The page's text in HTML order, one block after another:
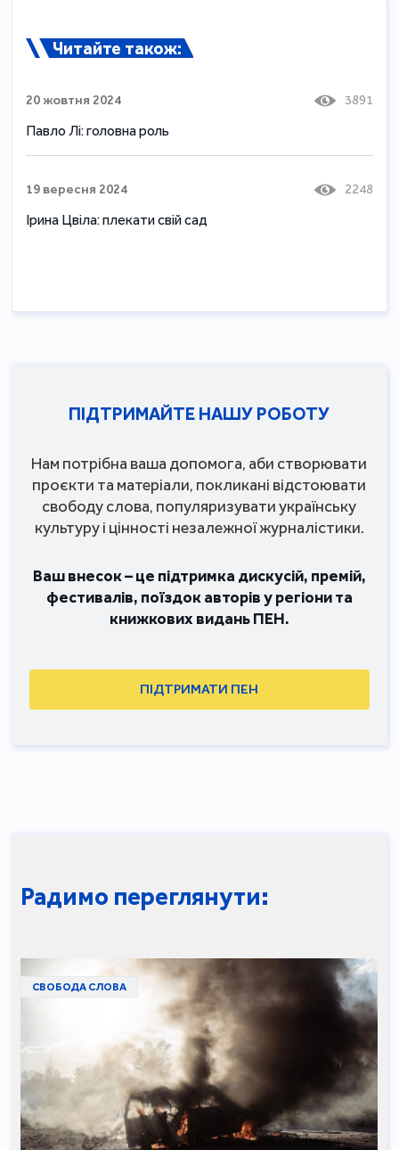
Читайте також:
20 жовтня 2024 3891
Павло Лі: головна роль
19 вересня 2024 2248
Ірина Цвіла: плекати свій сад
ПІДТРИМАЙТЕ НАШУ РОБОТУ
Нам потрібна ваша допомога, аби створювати
проєкти та матеріали, покликані відстоювати
свободу слова, популяризувати українську
культуру і цінності незалежної журналістики.
Ваш внесок – це підтримка дискусій, премій,
фестивалів, поїздок авторів у регіони та
книжкових видань ПЕН.
ПІДТРИМАТИ ПЕН
Радимо переглянути:
СВОБОДА СЛОВА